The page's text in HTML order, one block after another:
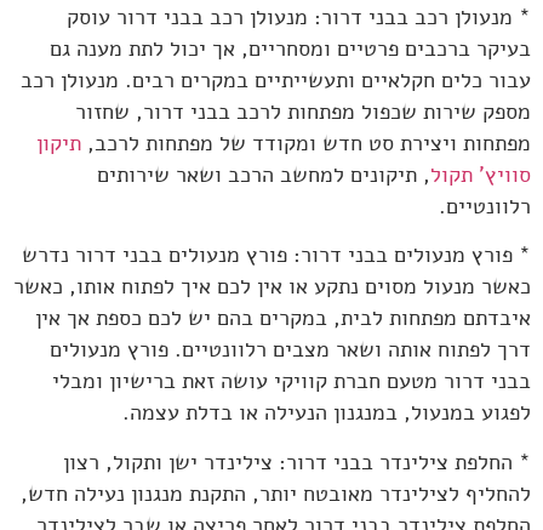
* מנעולן רכב בבני דרור: מנעולן רכב בבני דרור עוסק
בעיקר ברכבים פרטיים ומסחריים, אך יכול לתת מענה גם
עבור כלים חקלאיים ותעשייתיים במקרים רבים. מנעולן רכב
מספק שירות שכפול מפתחות לרכב בבני דרור, שחזור
מפתחות ויצירת סט חדש ומקודד של מפתחות לרכב, תיקון
סוויץ' תקול, תיקונים למחשב הרכב ושאר שירותים
רלוונטיים.
* פורץ מנעולים בבני דרור: פורץ מנעולים בבני דרור נדרש
כאשר מנעול מסוים נתקע או אין לכם איך לפתוח אותו, כאשר
איבדתם מפתחות לבית, במקרים בהם יש לכם כספת אך אין
דרך לפתוח אותה ושאר מצבים רלוונטיים. פורץ מנעולים
בבני דרור מטעם חברת קוויקי עושה זאת ברישיון ומבלי
לפגוע במנעול, במנגנון הנעילה או בדלת עצמה.
* החלפת צילינדר בבני דרור: צילינדר ישן ותקול, רצון
להחליף לצילינדר מאובטח יותר, התקנת מנגנון נעילה חדש,